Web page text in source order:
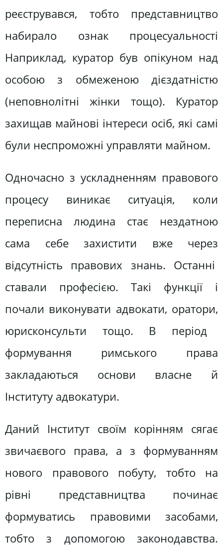
реєструвався, тобто представництво
набирало ознак процесуальності
Наприклад, куратор був опікуном над
особою з обмеженою дієздатністю
(неповнолітні жінки тощо). Куратор
захищав майнові інтереси осіб, які самі
були неспроможні управляти майном.
Одночасно з ускладненням правового
процесу виникає ситуація, коли
переписна людина стає нездатною
сама себе захистити вже через
відсутність правових знань. Останні
ставали професією. Такі функції і
почали виконувати адвокати, оратори,
юрисконсульти тощо. В період
формування римського права
закладаються основи власне й
Інституту адвокатури.
Даний Інститут своїм корінням сягає
звичаєвого права, а з формуванням
нового правового побуту, тобто на
рівні представництва починає
формуватись правовими засобами,
тобто з допомогою законодавства.